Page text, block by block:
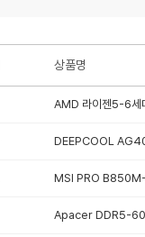
상품명
AMD 라이젠5-6세
DEEPCOOL
MSI PRO
Apacer DDR5-